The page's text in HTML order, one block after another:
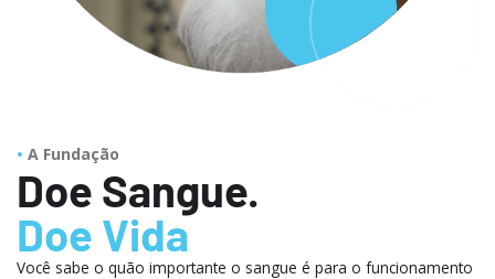
A Fundação
Doe Sangue.
Doe Vida
Você sabe o quão importante o sangue é para o funcionamento